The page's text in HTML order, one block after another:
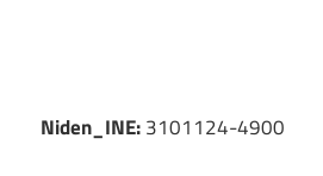
Niden_INE:3101124-4900